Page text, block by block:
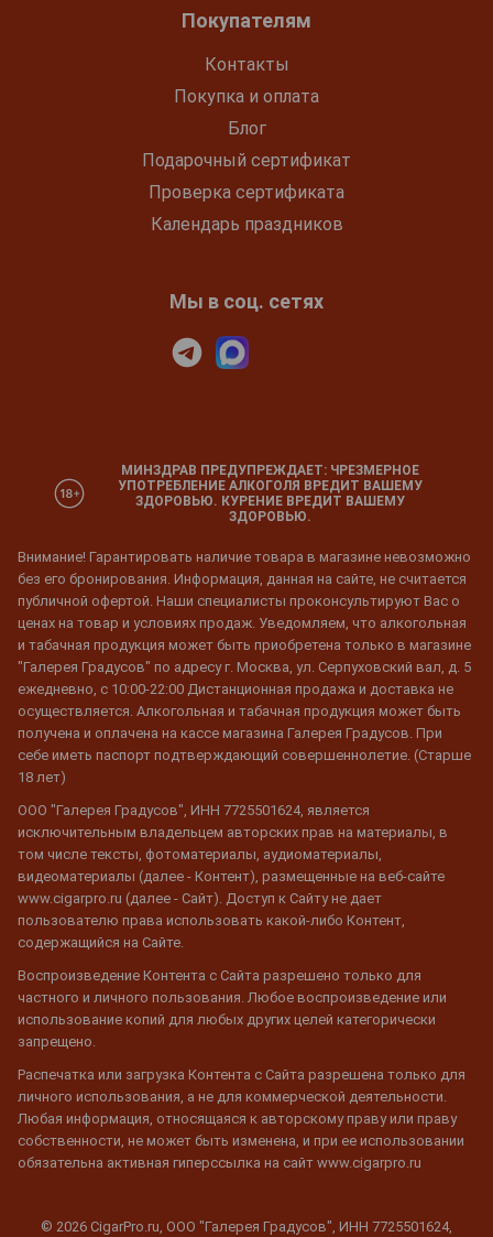
Покупателям
Контакты
Покупка и оплата
Блог
Подарочный сертификат
Проверка сертификата
Календарь праздников
Мы в соц. сетях
МИНЗДРАВ ПРЕДУПРЕЖДАЕТ: ЧРЕЗМЕРНОЕ
УПОТРЕБЛЕНИЕ АЛКОГОЛЯ ВРЕДИТ ВАШЕМУ
ЗДОРОВЬЮ. КУРЕНИЕ ВРЕДИТ ВАШЕМУ
ЗДОРОВЬЮ.
Внимание! Гарантировать наличие товара в магазине невозможно
без его бронирования. Информация, данная на сайте, не считается
публичной офертой. Наши специалисты проконсультируют Вас о
ценах на товар и условиях продаж. Уведомляем, что алкогольная
и табачная продукция может быть приобретена только в магазине
"Галерея Градусов" по адресу г. Москва, ул. Серпуховский вал, д. 5
ежедневно, с 10:00-22:00 Дистанционная продажа и доставка не
осуществляется. Алкогольная и табачная продукция может быть
получена и оплачена на кассе магазина Галерея Градусов. При
себе иметь паспорт подтверждающий совершеннолетие. (Старше
18 лет)
ООО "Галерея Градусов", ИНН 7725501624, является
исключительным владельцем авторских прав на материалы, в
том числе тексты, фотоматериалы, аудиоматериалы,
видеоматериалы (далее - Контент), размещенные на веб-сайте
www.cigarpro.ru (далее - Сайт). Доступ к Сайту не дает
пользователю права использовать какой-либо Контент,
содержащийся на Сайте.
Воспроизведение Контента с Сайта разрешено только для
частного и личного пользования. Любое воспроизведение или
использование копий для любых других целей категорически
запрещено.
Распечатка или загрузка Контента с Сайта разрешена только для
личного использования, а не для коммерческой деятельности.
Любая информация, относящаяся к авторскому праву или праву
собственности, не может быть изменена, и при ее использовании
обязательна активная гиперссылка на сайт www.cigarpro.ru
© 2026 CigarPro.ru, ООО "Галерея Градусов", ИНН 7725501624,